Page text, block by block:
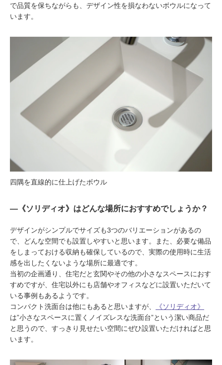
で品質を保ちながらも、デザイン性を損なわないボウルになって
います。
四隅を直線的に仕上げたボウル
―《ソリディオ》はどんな場所におすすめでしょうか？
デザインがシンプルでサイズも3つのバリエーションがあるの
で、どんな空間でも設置しやすいと思います。また、必要な備品
をしまっておける収納も確保しているので、実際の使用時に生活
感を出したくないような場所に最適です。
当初の企画通り、住宅だと玄関やその他の小さなスペースにおす
すめですが、住宅以外にも店舗やオフィスなどに設置いただいて
いる事例もあるようです。
コンパクト洗面台は他にもあると思いますが、
《ソリディオ》
は”小さなスペースに置くノイズレスな洗面台”という潔い商品だ
と思うので、すっきり見せたい空間にぜひ設置いただければと思
います。